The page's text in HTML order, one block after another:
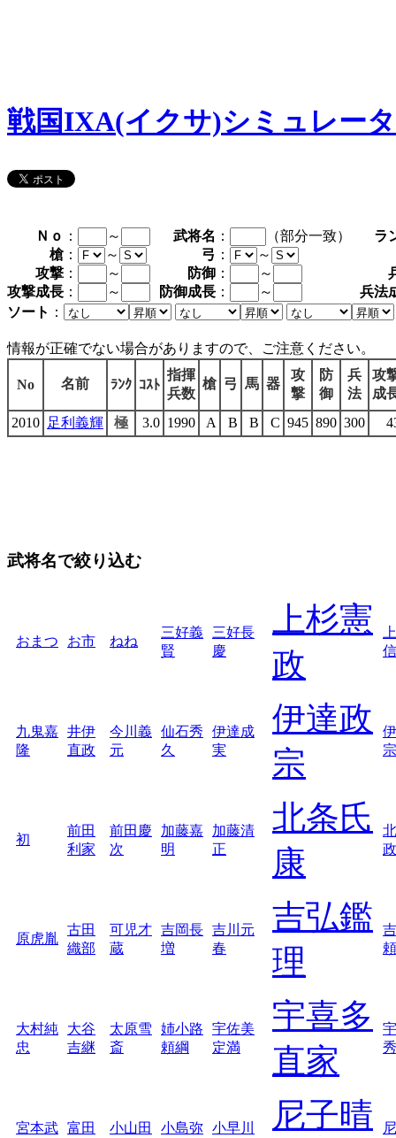
戦国IXA(イクサ)シミュレー
Ｎｏ ： ～ 武将名 ： （部分一致）
ラ
槍 ： ～ 弓 ：
～
攻撃 ： ～ 防御 ： ～
攻撃成長 ： ～ 防御成長 ： ～
兵法
ソート ：
情報が正確でない場合がありますので、ご注意ください。
No 名前 ﾗﾝｸ ｺｽﾄ
指揮
兵数
槍 弓 馬 器
攻
撃
防
御
兵
法
攻
成
2010 足利義輝 極 3.0 1990 A B B C 945 890 300
武将名で絞り込む
おまつ お市 ねね
三好義
賢
三好長
慶
上杉憲
政
信
九鬼嘉
隆
井伊
直政
今川義
元
仙石秀
久
伊達成
実
伊達政
宗
宗
初
前田
利家
前田慶
次
加藤嘉
明
加藤清
正
北条氏
康
政
原虎胤
古田
織部
可児才
蔵
吉岡長
増
吉川元
春
吉弘鑑
理
頼
大村純
忠
大谷
吉継
太原雪
斎
姉小路
頼綱
宇佐美
定満
宇喜多
直家
宮本武 富田
小山田
小島弥 小早川
尼子晴